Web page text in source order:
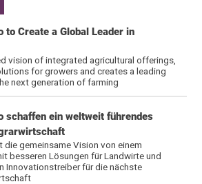
to Create a Global Leader in
vision of integrated agricultural offerings,
for growers and creates a leading
next generation of farming
schaffen ein weltweit führendes
die gemeinsame Vision von einem
besseren Lösungen für Landwirte und
Innovationstreiber für die nächste